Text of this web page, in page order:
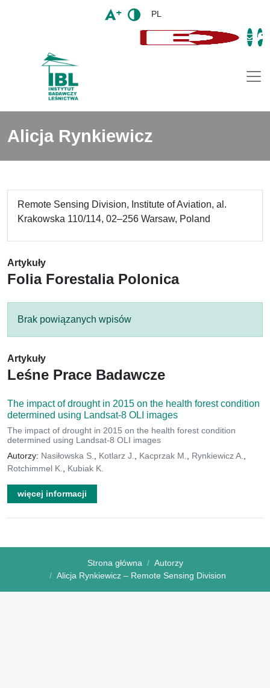
PL
Alicja Rynkiewicz
Remote Sensing Division, Institute of Aviation, al.
Krakowska 110/114, 02–256 Warsaw, Poland
Artykuły
Folia Forestalia Polonica
Brak powiązanych wpisów
Artykuły
Leśne Prace Badawcze
The impact of drought in 2015 on the health forest condition
determined using Landsat-8 OLI images
The impact of drought in 2015 on the health forest condition
determined using Landsat-8 OLI images
Autorzy: Nasiłowska S. Kotlarz J. Kacprzak M. Rynkiewicz A.
Rotchimmel K.
Kubiak K.
więcej informacji
Strona główna
Autorzy
Alicja Rynkiewicz – Remote Sensing Division